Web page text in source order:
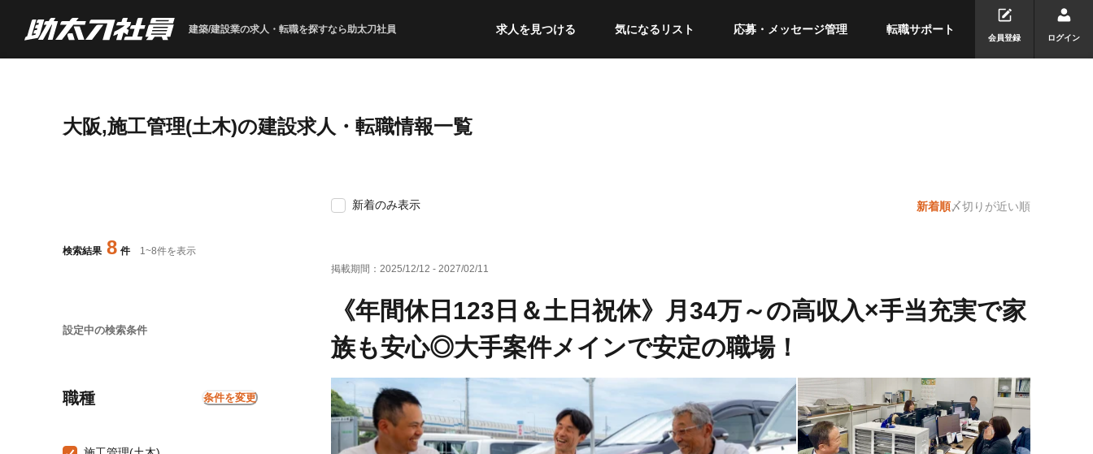
建築/建設業の求人・転職を探すなら助太刀社員 求人を見つける 気になるリスト 応募・メッセージ管理 転職サポート
会員登録 ログイン
大阪,施工管理(土木)の建設求人・転職情報一覧
検索結果 8 件 1~8件を表示
設定中の検索条件
職種 条件を変更
新着のみ表示 新着順〆切りが近い順
掲載期間： 2025/12/12 - 2027/02/11
《年間休日123日＆土日祝休》月34万～の高収入×手当充実で家
族も安心◎大手案件メインで安定の職場！